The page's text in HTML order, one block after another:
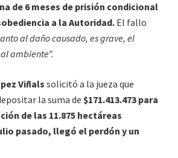
de 6 meses de prisión condicional
a la Autoridad. El fallo
al daño causado, es grave, el
ambiente”.
Viñals solicitó a la jueza que
la suma de $171.413.473 para
de las 11.875 hectáreas
pasado, llegó el perdón y un